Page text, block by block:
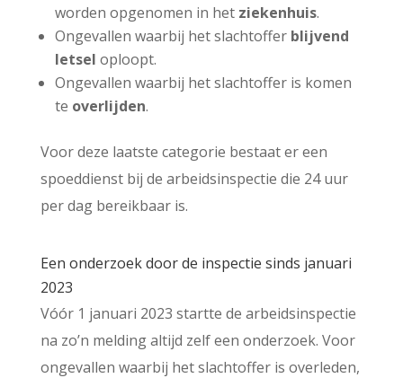
worden opgenomen in het ziekenhuis.
Ongevallen waarbij het slachtoffer blijvend
letsel oploopt.
Ongevallen waarbij het slachtoffer is komen
te overlijden.
Voor deze laatste categorie bestaat er een
spoeddienst bij de arbeidsinspectie die 24 uur
per dag bereikbaar is.
Een onderzoek door de inspectie sinds januari
2023
Vóór 1 januari 2023 startte de arbeidsinspectie
na zo’n melding altijd zelf een onderzoek. Voor
ongevallen waarbij het slachtoffer is overleden,